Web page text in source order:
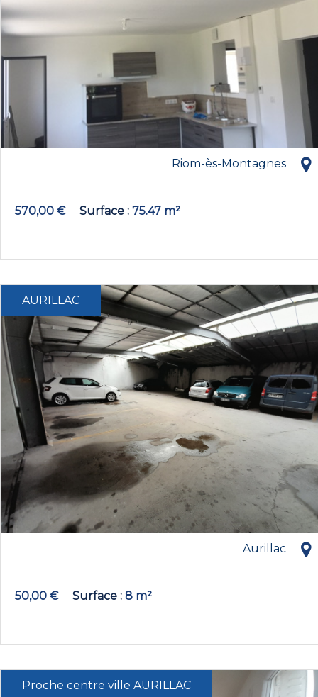
Riom-ès-Montagnes
570,00 € Surface 75.47 m²
AURILLAC
Aurillac
50,00 € Surface 8 m²
Proche centre ville AURILLAC